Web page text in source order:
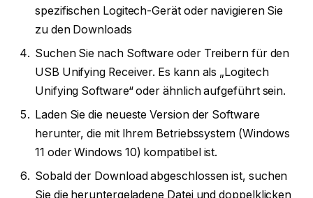
spezifischen Logitech-Gerät oder navigieren Sie
zu den Downloads
Suchen Sie nach Software oder Treibern für den
USB Unifying Receiver. Es kann als „Logitech
Unifying Software“ oder ähnlich aufgeführt sein.
Laden Sie die neueste Version der Software
herunter, die mit Ihrem Betriebssystem (Windows
11 oder Windows 10) kompatibel ist.
Sobald der Download abgeschlossen ist, suchen
Sie die heruntergeladene Datei und doppelklicken